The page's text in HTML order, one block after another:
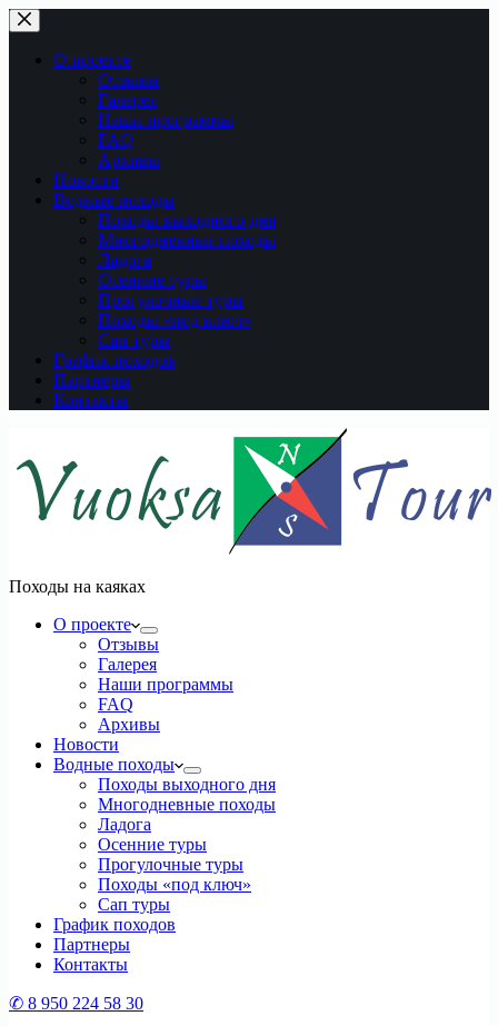
Перейти
к
сути
О проекте
Отзывы
Галерея
Наши программы
FAQ
Архивы
Новости
Водные походы
Походы выходного дня
Многодневные походы
Ладога
Осенние туры
Прогулочные туры
Походы «под ключ»
Сап туры
График походов
Партнеры
Контакты
Походы на каяках
О проекте
Отзывы
Галерея
Наши программы
FAQ
Архивы
Новости
Водные походы
Походы выходного дня
Многодневные походы
Ладога
Осенние туры
Прогулочные туры
Походы «под ключ»
Сап туры
График походов
Партнеры
Контакты
✆ 8 950 224 58 30